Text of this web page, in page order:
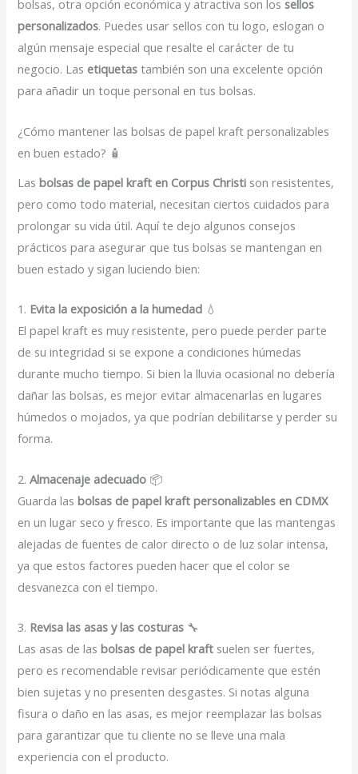
bolsas, otra opción económica y atractiva son lossellos
personalizados. Puedes usar sellos con tu logo, eslogan o
algún mensaje especial que resalte el carácter de tu
negocio. Las etiquetas también son una excelente opción
para añadir un toque personal en tus bolsas.
¿Cómo mantener las bolsas de papel kraft personalizables
en buen estado? 🧴
Lasbolsas de papel kraft en Corpus Christi son resistentes,
pero como todo material, necesitan ciertos cuidados para
prolongar su vida útil. Aquí te dejo algunos consejos
prácticos para asegurar que tus bolsas se mantengan en
buen estado y sigan luciendo bien:
1. Evita la exposición a la humedad 💧
El papel kraft es muy resistente, pero puede perder parte
de su integridad si se expone a condiciones húmedas
durante mucho tiempo. Si bien la lluvia ocasional no debería
dañar las bolsas, es mejor evitar almacenarlas en lugares
húmedos o mojados, ya que podrían debilitarse y perder su
forma.
2.Almacenaje adecuado 📦
Guarda lasbolsas de papel kraft personalizables en CDMX
en un lugar seco y fresco. Es importante que las mantengas
alejadas de fuentes de calor directo o de luz solar intensa,
ya que estos factores pueden hacer que el color se
desvanezca con el tiempo.
3. Revisa las asas y las costuras 🔧
Las asas de lasbolsas de papel kraft suelen ser fuertes,
pero es recomendable revisar periódicamente que estén
bien sujetas y no presenten desgastes. Si notas alguna
fisura o daño en las asas, es mejor reemplazar las bolsas
para garantizar que tu cliente no se lleve una mala
experiencia con el producto.